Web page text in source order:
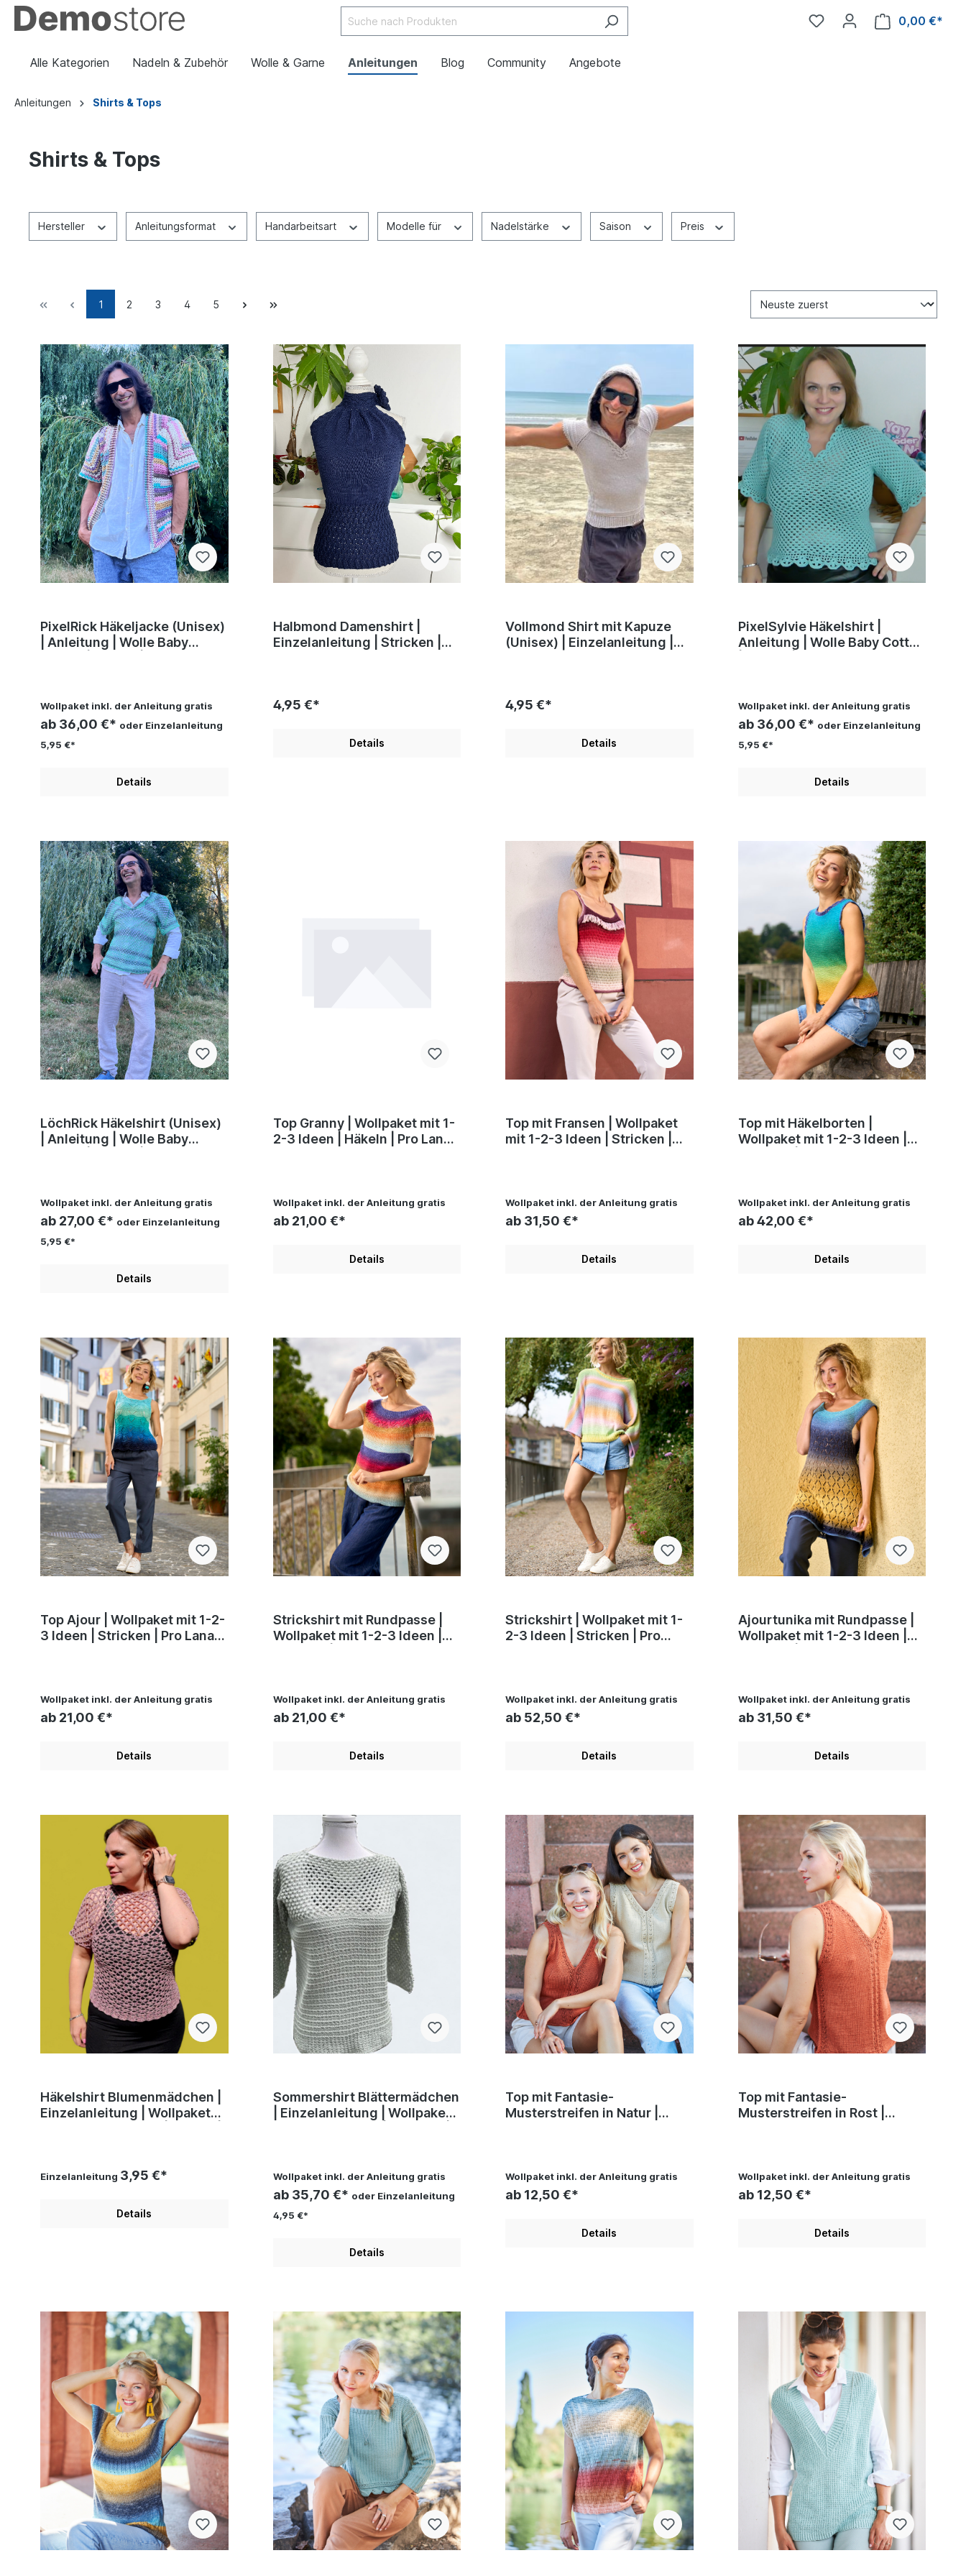
0,00 €*
Alle Kategorien Nadeln & Zubehör Wolle & Garne Anleitungen Blog Community Angebote
Anleitungen Shirts & Tops
Shirts & Tops
Hersteller Anleitungsformat Handarbeitsart Modelle für Nadelstärke Saison Preis
1 2 3 4 5
PixelRick Häkeljacke (Unisex)
| Anleitung | Wolle Baby
Wollpaket inkl. der Anleitung gratis
ab 36,00 €* oder Einzelanleitung
5,95 €*
Details
Halbmond Damenshirt |
Einzelanleitung | Stricken |
4,95 €*
Details
Vollmond Shirt mit Kapuze
(Unisex) | Einzelanleitung |
4,95 €*
Details
PixelSylvie Häkelshirt |
Anleitung | Wolle Baby Cotton
Wollpaket inkl. der Anleitung gratis
ab 36,00 €* oder Einzelanleitung
5,95 €*
Details
LöchRick Häkelshirt (Unisex)
| Anleitung | Wolle Baby
Wollpaket inkl. der Anleitung gratis
ab 27,00 €* oder Einzelanleitung
5,95 €*
Details
Top Granny | Wollpaket mit 1-
2-3 Ideen | Häkeln | Pro Lana,
Wollpaket inkl. der Anleitung gratis
ab 21,00 €*
Details
Top mit Fransen | Wollpaket
mit 1-2-3 Ideen | Stricken |
Wollpaket inkl. der Anleitung gratis
ab 31,50 €*
Details
Top mit Häkelborten |
Wollpaket mit 1-2-3 Ideen |
Wollpaket inkl. der Anleitung gratis
ab 42,00 €*
Details
Top Ajour | Wollpaket mit 1-2-
3 Ideen | Stricken | Pro Lana,
Wollpaket inkl. der Anleitung gratis
ab 21,00 €*
Details
Strickshirt mit Rundpasse |
Wollpaket mit 1-2-3 Ideen |
Wollpaket inkl. der Anleitung gratis
ab 21,00 €*
Details
Strickshirt | Wollpaket mit 1-
2-3 Ideen | Stricken | Pro
Wollpaket inkl. der Anleitung gratis
ab 52,50 €*
Details
Ajourtunika mit Rundpasse |
Wollpaket mit 1-2-3 Ideen |
Wollpaket inkl. der Anleitung gratis
ab 31,50 €*
Details
Häkelshirt Blumenmädchen |
Einzelanleitung | Wollpaket
Einzelanleitung 3,95 €*
Details
Sommershirt Blättermädchen
| Einzelanleitung | Wollpaket
Wollpaket inkl. der Anleitung gratis
ab 35,70 €* oder Einzelanleitung
4,95 €*
Details
Top mit Fantasie-
Musterstreifen in Natur |
Christophorus Verlag
Wollpaket inkl. der Anleitung gratis
ab 12,50 €*
Details
Top mit Fantasie-
Musterstreifen in Rost |
Christophorus Verlag
Wollpaket inkl. der Anleitung gratis
ab 12,50 €*
Details